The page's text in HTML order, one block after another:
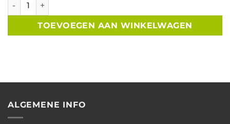
TOEVOEGEN AAN WINKELWAGEN
ALGEMENE INFO